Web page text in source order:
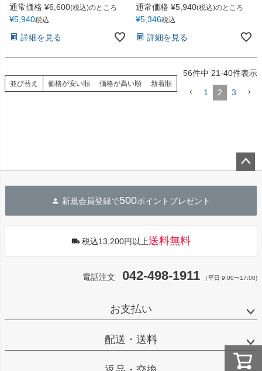
通常価格 ¥6,600(税込)のところ
¥5,940税込
詳細を見る
通常価格 ¥5,940(税込)のところ
¥5,346税込
詳細を見る
並び替え 価格が安い順 価格が高い順 新着順
56件中 21-40件表示
1 2 3
へ
新規会員登録で500ポイントプレゼント
税込13,200円以上送料無料
電話注文 042-498-1911 （平日 9:00〜17:00)
お支払い
配送・送料